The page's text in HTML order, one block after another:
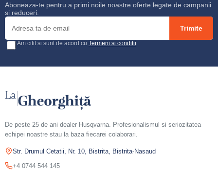
Aboneaza-te pentru a primi noile noastre oferte legate de campanii
si reduceri.
Trimite
Am citit si sunt de acord cu Termeni si conditii
De peste 25 de ani dealer Husqvarna. Profesionalismul si seriozitatea
echipei noastre stau la baza fiecarei colaborari.
Str. Drumul Cetatii, Nr. 10, Bistrita, Bistrita-Nasaud
+4 0744 544 145